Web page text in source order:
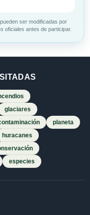
ser modificadas por
oficiales antes de participar.
glaciares
planeta
huracanes
especies